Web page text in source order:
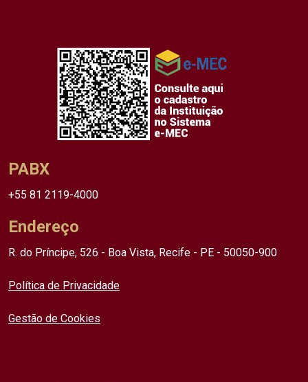
PABX
+55 81 2119-4000
Endereço
R. do Príncipe, 526 - Boa Vista, Recife - PE - 50050-900
Política de Privacidade
Gestão de Cookies